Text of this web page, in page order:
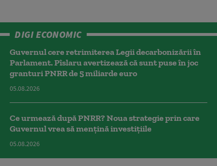
DIGI ECONOMIC
Guvernul cere retrimiterea Legii decarbonizării în
Parlament. Pîslaru avertizează că sunt puse în joc
granturi PNRR de 5 miliarde euro
05.08.2026
Ce urmează după PNRR? Noua strategie prin care
Guvernul vrea să mențină investițiile
05.08.2026